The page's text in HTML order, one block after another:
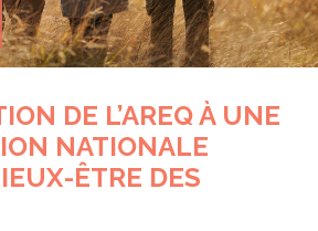
DE L’AREQ À UNE
NATIONALE
ÊTRE DES